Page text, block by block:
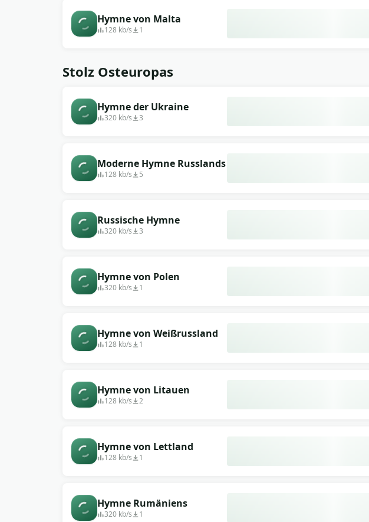
Hymne von Malta
128 kb/s 1
Stolz Osteuropas
Hymne der Ukraine
320 kb/s 3
Moderne Hymne Russlands
128 kb/s 5
Russische Hymne
320 kb/s 3
Hymne von Polen
320 kb/s 1
Hymne von Weißrussland
128 kb/s 1
Hymne von Litauen
128 kb/s 2
Hymne von Lettland
128 kb/s 1
Hymne Rumäniens
320 kb/s 1